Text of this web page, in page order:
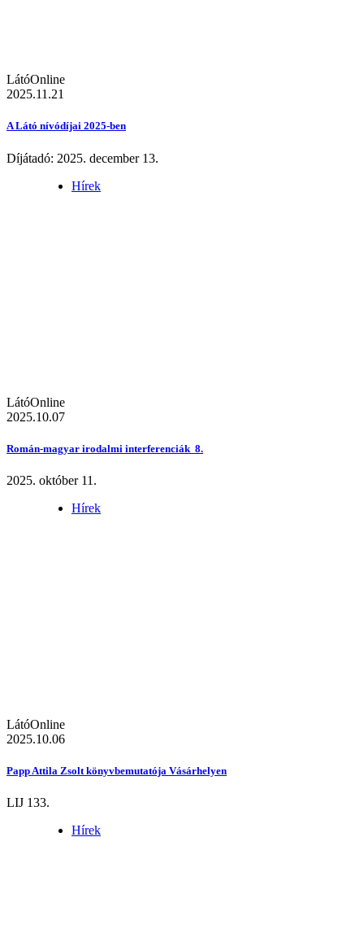
LátóOnline
2025.11.21
A Látó nívódíjai 2025-ben
Díjátadó: 2025. december 13.
Hírek
LátóOnline
2025.10.07
Román-magyar irodalmi interferenciák 8.
2025. október 11.
Hírek
LátóOnline
2025.10.06
Papp Attila Zsolt könyvbemutatója Vásárhelyen
LIJ 133.
Hírek